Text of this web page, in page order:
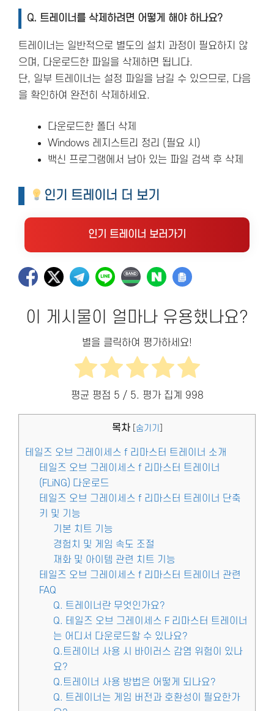
Q. 트레이너를 삭제하려면 어떻게 해야 하나요?
트레이너는 일반적으로 별도의 설치 과정이 필요하지 않
으며, 다운로드한 파일을 삭제하면 됩니다.
단, 일부 트레이너는 설정 파일을 남길 수 있으므로, 다음
을 확인하여 완전히 삭제하세요.
다운로드한 폴더 삭제
Windows 레지스트리 정리 (필요 시)
백신 프로그램에서 남아 있는 파일 검색 후 삭제
인기 트레이너 더 보기
인기 트레이너 보러가기
이 게시물이 얼마나 유용했나요?
별을 클릭하여 평가하세요!
평균 평점 5 / 5. 평가 집계 998
목차 숨기기
테일즈 오브 그레이세스 f 리마스터 트레이너 소개
테일즈 오브 그레이세스 f 리마스터 트레이너
(FLiNG) 다운로드
테일즈 오브 그레이세스 f 리마스터 트레이너 단축
키 및 기능
기본 치트 기능
경험치 및 게임 속도 조절
재화 및 아이템 관련 치트 기능
테일즈 오브 그레이세스 f 리마스터 트레이너 관련
FAQ
Q. 트레이너란 무엇인가요?
Q. 테일즈 오브 그레이세스 F 리마스터 트레이너
는 어디서 다운로드할 수 있나요?
Q.트레이너 사용 시 바이러스 감염 위험이 있나
요?
Q.트레이너 사용 방법은 어떻게 되나요?
Q. 트레이너는 게임 버전과 호환성이 필요한가